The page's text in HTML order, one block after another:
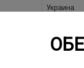
Украина